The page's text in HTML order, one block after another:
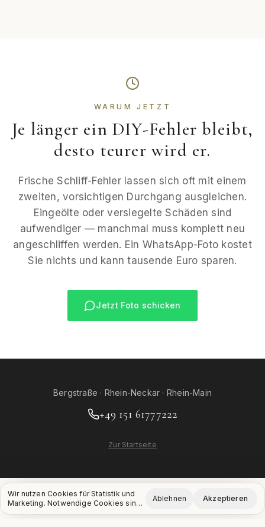
Wir nutzen Cookies für Statistik und
Marketing. Notwendige Cookies sind
immer aktiv. Datenschutz
Ablehnen Akzeptieren
WARUM JETZT
Je länger ein DIY-Fehler bleibt,
desto teurer wird er.
Frische Schliff-Fehler lassen sich oft mit einem
zweiten, vorsichtigen Durchgang ausgleichen.
Eingeölte oder versiegelte Schäden sind
aufwendiger — manchmal muss komplett neu
angeschliffen werden. Ein WhatsApp-Foto kostet
Sie nichts und kann tausende Euro sparen.
Jetzt Foto schicken
Bergstraße · Rhein-Neckar · Rhein-Main
+49 151 61777222
Zur Startseite